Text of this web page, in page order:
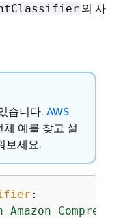
의 사
습니다. AWS
체 예를 찾고 설
보세요.
:
Amazon